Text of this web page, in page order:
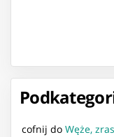
cofnij do Węże,